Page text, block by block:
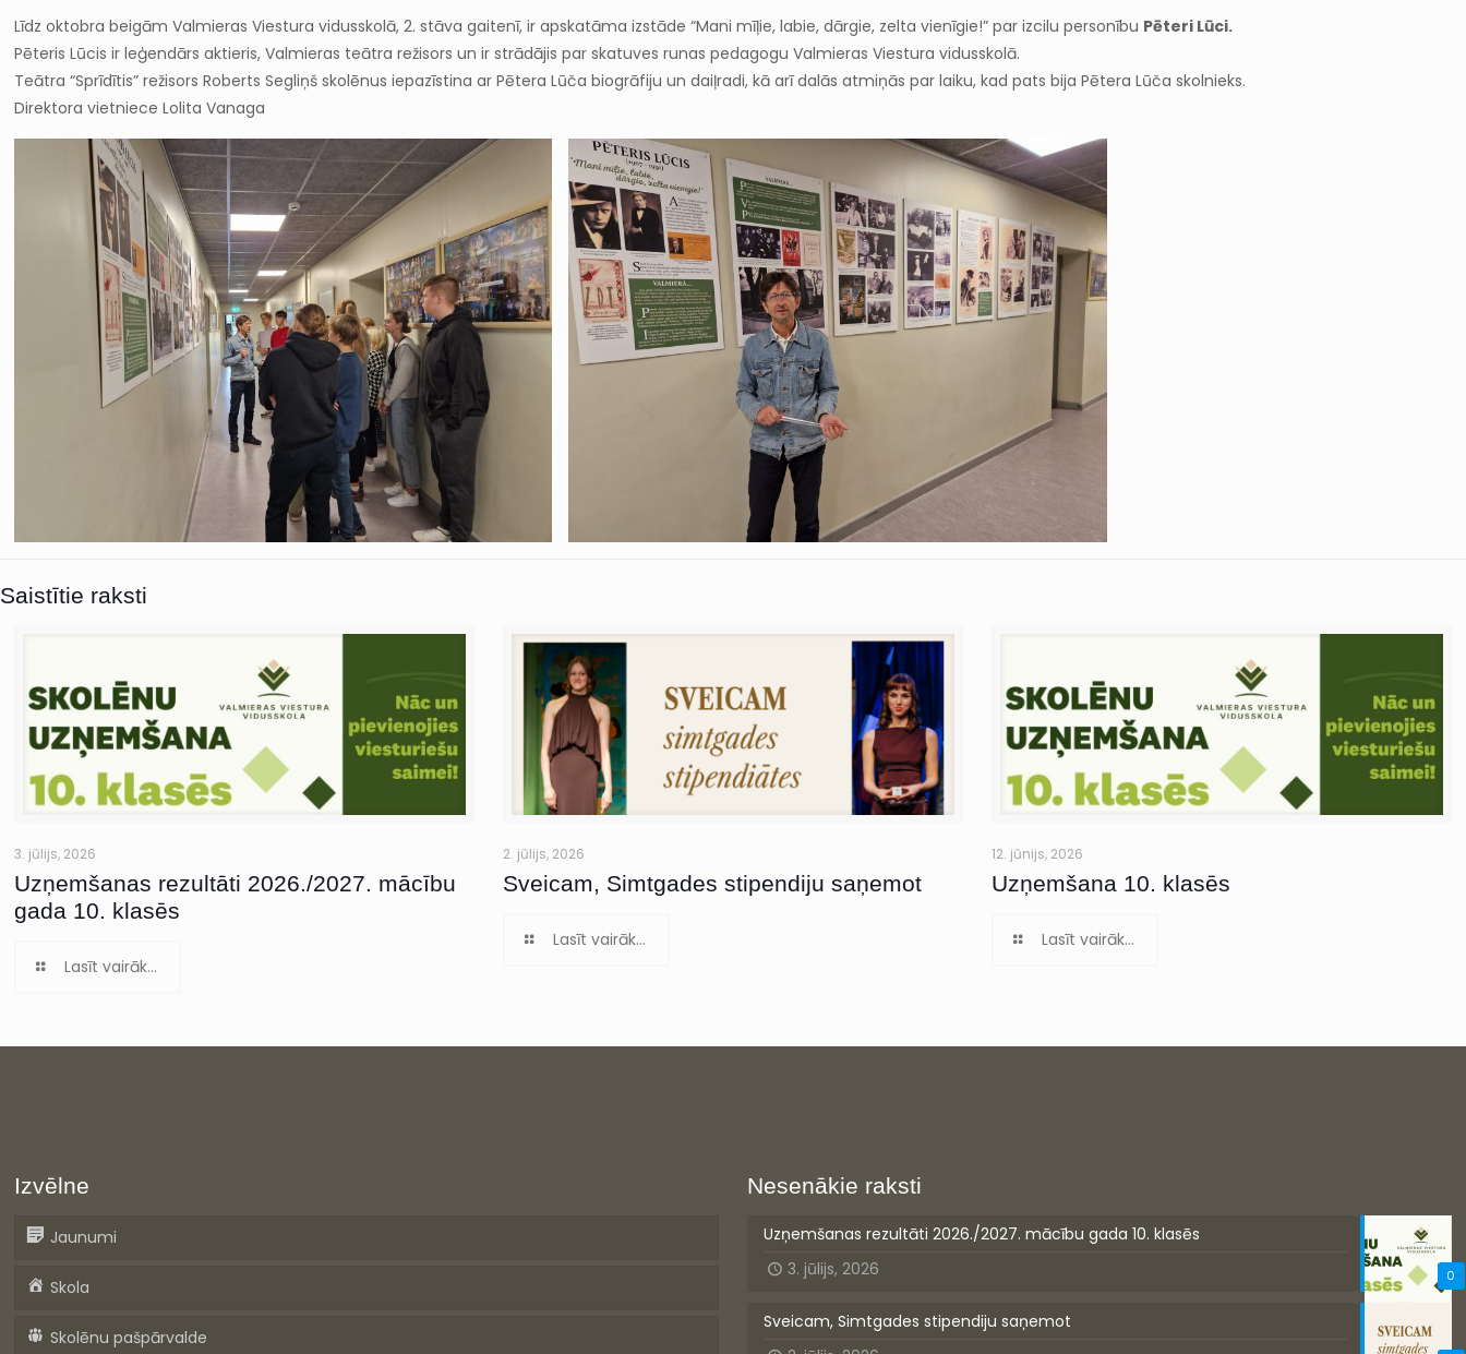
Līdz oktobra beigām Valmieras Viestura vidusskolā, 2. stāva gaitenī, ir apskatāma izstāde “Mani mīļie, labie, dārgie, zelta vienīgie!” par izcilu personību Pēteri Lūci.
Pēteris Lūcis ir leģendārs aktieris, Valmieras teātra režisors un ir strādājis par skatuves runas pedagogu Valmieras Viestura vidusskolā.
Teātra “Sprīdītis” režisors Roberts Segliņš skolēnus iepazīstina ar Pētera Lūča biogrāfiju un daiļradi, kā arī dalās atmiņās par laiku, kad pats bija Pētera Lūča skolnieks.
Direktora vietniece Lolita Vanaga
Saistītie raksti
3. jūlijs, 2026
Uzņemšanas rezultāti 2026./2027. mācību
gada 10. klasēs
Lasīt vairāk...
2. jūlijs, 2026
Sveicam, Simtgades stipendiju saņemot
Lasīt vairāk...
12. jūnijs, 2026
Uzņemšana 10. klasēs
Lasīt vairāk...
Izvēlne
Jaunumi
Skola
Skolēnu pašpārvalde
Nesenākie raksti
0
Uzņemšanas rezultāti 2026./2027. mācību gada 10. klasēs
3. jūlijs, 2026
Sveicam, Simtgades stipendiju saņemot